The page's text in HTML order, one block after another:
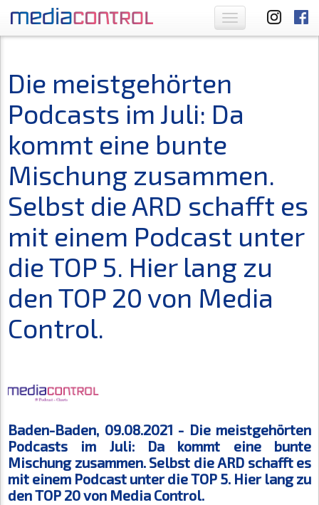
Toggle
navigation
Die meistgehörten
Podcasts im Juli: Da
kommt eine bunte
Mischung zusammen.
Selbst die ARD schafft es
mit einem Podcast unter
die TOP 5. Hier lang zu
den TOP 20 von Media
Control.
Baden-Baden, 09.08.2021 - Die meistgehörten
Podcasts im Juli: Da kommt eine bunte
Mischung zusammen. Selbst die ARD schafft es
mit einem Podcast unter die TOP 5. Hier lang zu
den TOP 20 von Media Control.